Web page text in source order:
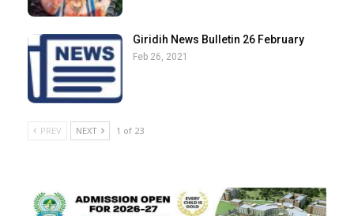
Giridih News Bulletin 26 February
Feb 26, 2021
PREV NEXT 1 of 23